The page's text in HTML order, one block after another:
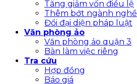
Tăng giảm vốn điều lệ
Thêm bớt ngành nghề
Đổi đại diện pháp luật
Văn phòng ảo
Văn phòng ảo quận 3
Bàn làm việc riêng
Tra cứu
Hợp đồng
Báo giá